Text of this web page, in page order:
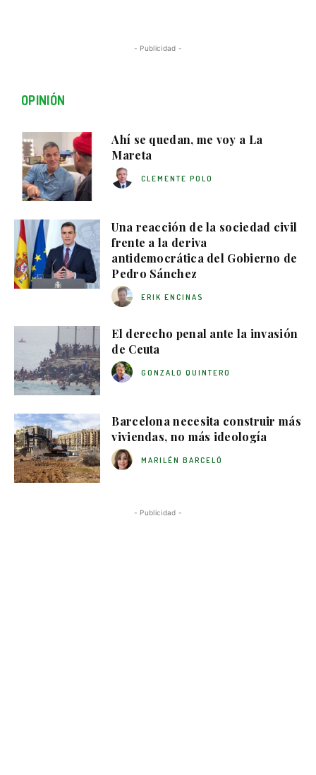
- Publicidad -
OPINIÓN
Ahí se quedan, me voy a La
Mareta
CLEMENTE POLO
Una reacción de la sociedad civil
frente a la deriva
antidemocrática del Gobierno de
Pedro Sánchez
ERIK ENCINAS
El derecho penal ante la invasión
de Ceuta
GONZALO QUINTERO
Barcelona necesita construir más
viviendas, no más ideología
MARILÉN BARCELÓ
- Publicidad -